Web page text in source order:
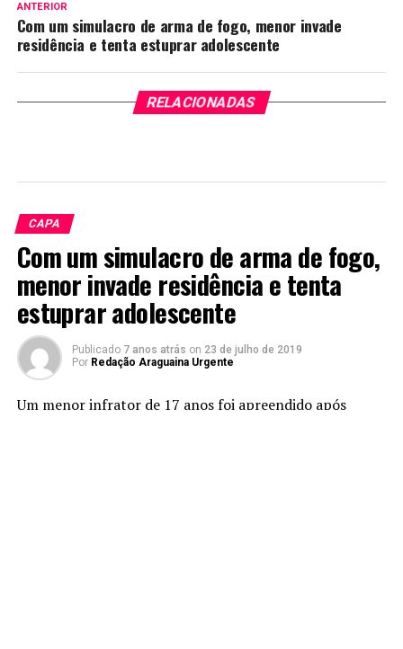
ANTERIOR
Com um simulacro de arma de fogo, menor invade
residência e tenta estuprar adolescente
RELACIONADAS
CAPA
Com um simulacro de arma de fogo,
menor invade residência e tenta
estuprar adolescente
Publicado 7 anos atrás on 23 de julho de 2019
Por Redação Araguaina Urgente
Um menor infrator de 17 anos foi apreendido após